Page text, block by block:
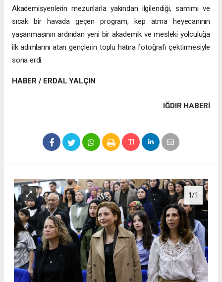
Akademisyenlerin mezunlarla yakından ilgilendiği, samimi ve
sıcak bir havada geçen program, kep atma heyecanının
yaşanmasının ardından yeni bir akademik ve mesleki yolculuğa
ilk adımlarını atan gençlerin toplu hatıra fotoğrafı çektirmesiyle
sona erdi.
HABER / ERDAL YALÇIN
IĞDIR HABERİ
1/1